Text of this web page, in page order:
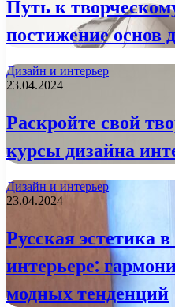
Путь к
постижение основ
Дизайн и интерьер
23.04.2024
Раскройте свой
курсы дизайна
Дизайн и интерьер
23.04.2024
Русская эстетика
интерьере:
модных тенденций